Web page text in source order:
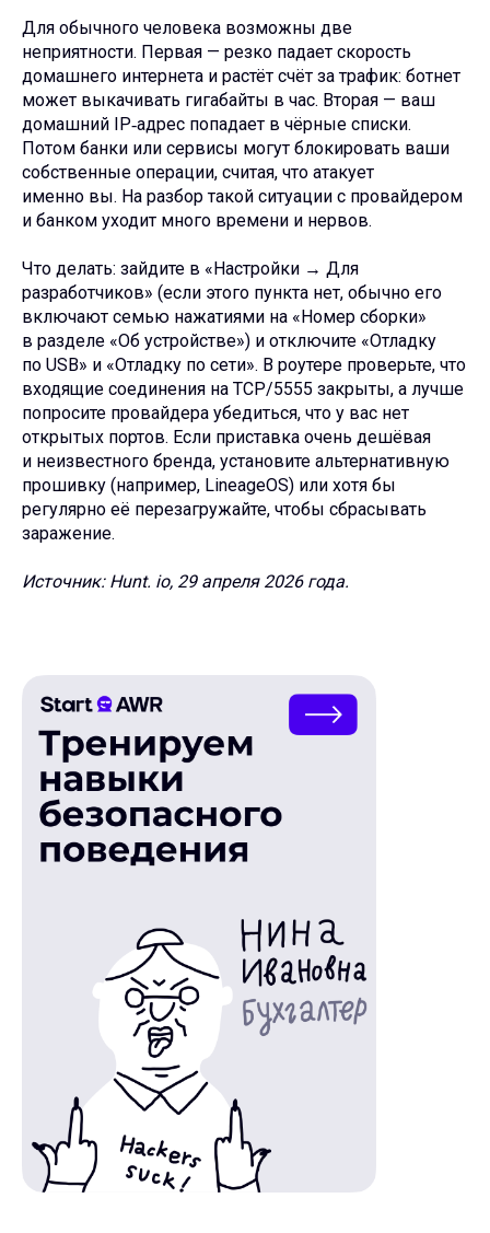
Для обычного человека возможны две
неприятности. Первая — резко падает скорость
домашнего интернета и растёт счёт за трафик: ботнет
может выкачивать гигабайты в час. Вторая — ваш
домашний IP‑адрес попадает в чёрные списки.
Потом банки или сервисы могут блокировать ваши
собственные операции, считая, что атакует
именно вы. На разбор такой ситуации с провайдером
и банком уходит много времени и нервов.
Что делать: зайдите в «Настройки → Для
разработчиков» (если этого пункта нет, обычно его
включают семью нажатиями на «Номер сборки»
в разделе «Об устройстве») и отключите «Отладку
по USB» и «Отладку по сети». В роутере проверьте, что
входящие соединения на TCP/5555 закрыты, а лучше
попросите провайдера убедиться, что у вас нет
открытых портов. Если приставка очень дешёвая
и неизвестного бренда, установите альтернативную
прошивку (например, LineageOS) или хотя бы
регулярно её перезагружайте, чтобы сбрасывать
заражение.
Источник: Hunt. io, 29 апреля 2026 года.